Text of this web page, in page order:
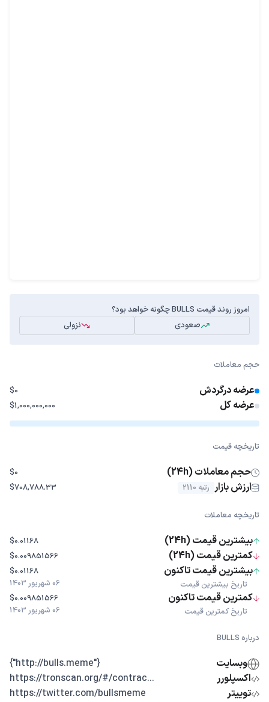
امروز روند قیمت BULLS چگونه خواهد بود؟
صعودی
نزولی
حجم معاملات
عرضه درگردش $0
عرضه کل $1,000,000,000
تاریخچه قیمت
حجم معاملات (24h) $0
ارزش بازار رتبه 2110 $708,788.33
تاریخچه معاملات
بیشترین قیمت (24h) $0.01168
کمترین قیمت (24h) $0.009851566
بیشترین قیمت تاکنون
تاریخ بیشترین قیمت
$0.01168
06 شهریور 1403
کمترین قیمت تاکنون
تاریخ کمترین قیمت
$0.009851566
06 شهریور 1403
درباره BULLS
وبسایت
{"http://bulls.meme"}
اکسپلورر
...https://tronscan.org/#/contrac
توییتر
https://twitter.com/bullsmeme